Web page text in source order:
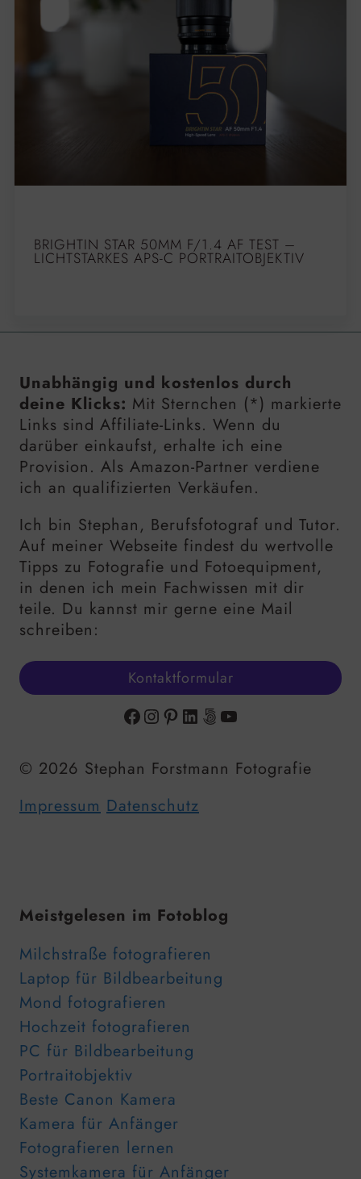
BRIGHTIN STAR 50MM F/1.4 AF TEST –
LICHTSTARKES APS-C PORTRAITOBJEKTIV
Unabhängig und kostenlos durch
deine Klicks: Mit Sternchen (*) markierte
Links sind Affiliate-Links. Wenn du
darüber einkaufst, erhalte ich eine
Provision. Als Amazon-Partner verdiene
ich an qualifizierten Verkäufen.
Ich bin Stephan, Berufsfotograf und Tutor.
Auf meiner Webseite findest du wertvolle
Tipps zu Fotografie und Fotoequipment,
in denen ich mein Fachwissen mit dir
teile. Du kannst mir gerne eine Mail
schreiben:
Kontaktformular
Facebook
Instagram
Pinterest
LinkedIn
500px
YouTube
© 2026 Stephan Forstmann Fotografie
Impressum Datenschutz
Meistgelesen im Fotoblog
Milchstraße fotografieren
Laptop für Bildbearbeitung
Mond fotografieren
Hochzeit fotografieren
PC für Bildbearbeitung
Portraitobjektiv
Beste Canon Kamera
Kamera für Anfänger
Fotografieren lernen
Systemkamera für Anfänger